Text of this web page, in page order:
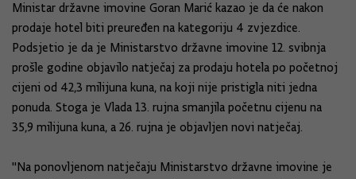
Ministar državne imovine Goran Marić kazao je da će nakon
prodaje hotel biti preuređen na kategoriju 4 zvjezdice.
Podsjetio je da je Ministarstvo državne imovine 12. svibnja
prošle godine objavilo natječaj za prodaju hotela po početnoj
cijeni od 42,3 milijuna kuna, na koji nije pristigla niti jedna
ponuda. Stoga je Vlada 13. rujna smanjila početnu cijenu na
35,9 milijuna kuna, a 26. rujna je objavljen novi natječaj.
"Na ponovljenom natječaju Ministarstvo državne imovine je